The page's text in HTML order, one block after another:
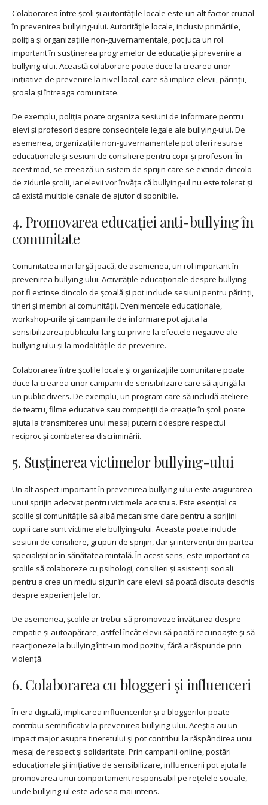
Colaborarea între școli și autoritățile locale este un alt factor crucial
în prevenirea bullying-ului. Autoritățile locale, inclusiv primăriile,
poliția și organizațiile non-guvernamentale, pot juca un rol
important în susținerea programelor de educație și prevenire a
bullying-ului. Această colaborare poate duce la crearea unor
inițiative de prevenire la nivel local, care să implice elevii, părinții,
școala și întreaga comunitate.
De exemplu, poliția poate organiza sesiuni de informare pentru
elevi și profesori despre consecințele legale ale bullying-ului. De
asemenea, organizațiile non-guvernamentale pot oferi resurse
educaționale și sesiuni de consiliere pentru copii și profesori. În
acest mod, se creează un sistem de sprijin care se extinde dincolo
de zidurile școlii, iar elevii vor învăța că bullying-ul nu este tolerat și
că există multiple canale de ajutor disponibile.
4. Promovarea educației anti-bullying în
comunitate
Comunitatea mai largă joacă, de asemenea, un rol important în
prevenirea bullying-ului. Activitățile educaționale despre bullying
pot fi extinse dincolo de școală și pot include sesiuni pentru părinți,
tineri și membri ai comunității. Evenimentele educaționale,
workshop-urile și campaniile de informare pot ajuta la
sensibilizarea publicului larg cu privire la efectele negative ale
bullying-ului și la modalitățile de prevenire.
Colaborarea între școlile locale și organizațiile comunitare poate
duce la crearea unor campanii de sensibilizare care să ajungă la
un public divers. De exemplu, un program care să includă ateliere
de teatru, filme educative sau competiții de creație în școli poate
ajuta la transmiterea unui mesaj puternic despre respectul
reciproc și combaterea discriminării.
5. Susținerea victimelor bullying-ului
Un alt aspect important în prevenirea bullying-ului este asigurarea
unui sprijin adecvat pentru victimele acestuia. Este esențial ca
școlile și comunitățile să aibă mecanisme clare pentru a sprijini
copiii care sunt victime ale bullying-ului. Aceasta poate include
sesiuni de consiliere, grupuri de sprijin, dar și intervenții din partea
specialiștilor în sănătatea mintală. În acest sens, este important ca
școlile să colaboreze cu psihologi, consilieri și asistenți sociali
pentru a crea un mediu sigur în care elevii să poată discuta deschis
despre experiențele lor.
De asemenea, școlile ar trebui să promoveze învățarea despre
empatie și autoapărare, astfel încât elevii să poată recunoaște și să
reacționeze la bullying într-un mod pozitiv, fără a răspunde prin
violență.
6. Colaborarea cu bloggeri și influenceri
În era digitală, implicarea influencerilor și a bloggerilor poate
contribui semnificativ la prevenirea bullying-ului. Aceștia au un
impact major asupra tineretului și pot contribui la răspândirea unui
mesaj de respect și solidaritate. Prin campanii online, postări
educaționale și inițiative de sensibilizare, influencerii pot ajuta la
promovarea unui comportament responsabil pe rețelele sociale,
unde bullying-ul este adesea mai intens.